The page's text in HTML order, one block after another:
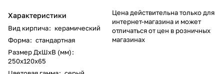
Характеристики
Вид кирпича: керамический
Форма: стандартная
Размер ДхШхВ (мм):
250х120х65
Цена действительна только для
интернет-магазина и может
отличаться от цен в розничных
магазинах